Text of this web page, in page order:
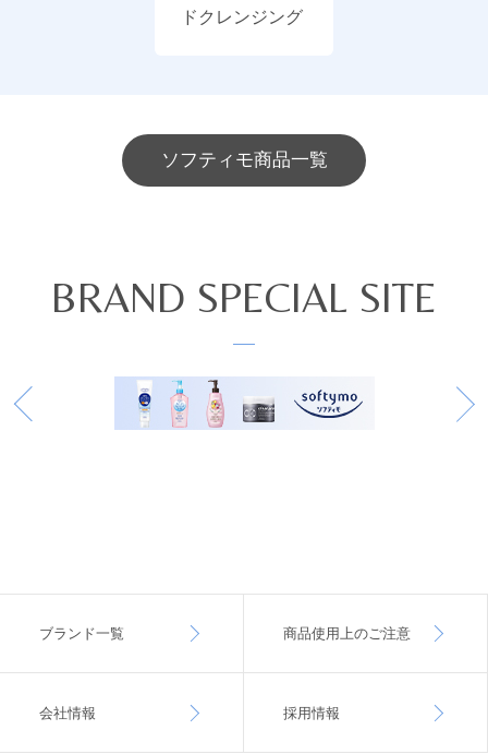
ドクレンジング
ソフティモ商品一覧
BRAND SPECIAL SITE
ブランド一覧 商品使用上のご注意
会社情報 採用情報